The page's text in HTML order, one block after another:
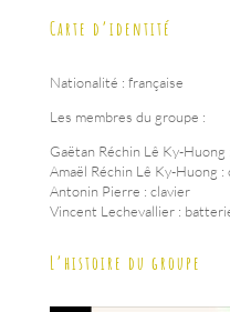
Carte d’identité
Nationalité : française
Les membres du groupe :
Gaëtan Réchin Lê Ky-
Amaël Réchin Lê Ky-Huong
Antonin Pierre : clavier
Vincent Lechevallier :
L’histoire du groupe